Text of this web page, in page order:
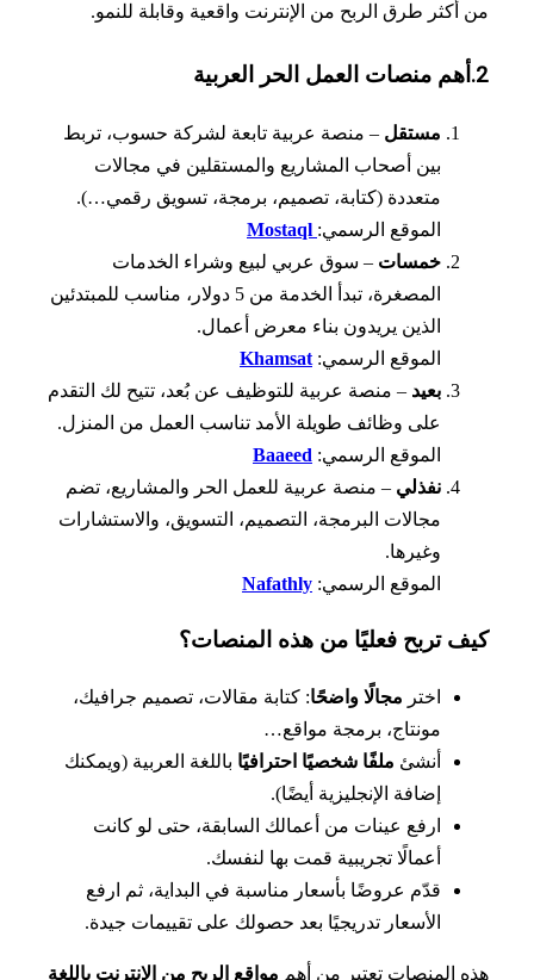
طرق الربح من الإنترنت واقعية وقابلة للنمو.
مستقل– منصة عربية تابعة لشركة حسوب، تربط
بين أصحاب المشاريع والمستقلين في مجالات
متعددة (كتابة، تصميم، برمجة، تسويق رقمي…).
الموقع الرسمي: Mostaql
خمسات – سوق عربي لبيع وشراء الخدمات
المصغرة، تبدأ الخدمة من 5 دولار، مناسب للمبتدئين
الذين يريدون بناء معرض أعمال.
الموقع الرسمي:Khamsat
– منصة عربية للتوظيف عن بُعد، تتيح لك التقدم
على وظائف طويلة الأمد تناسب العمل من المنزل.
الموقع الرسمي:Baaeed
– منصة عربية للعمل الحر والمشاريع، تضم
مجالات البرمجة، التصميم، التسويق، والاستشارات
الموقع الرسمي:Nafathly
تربح فعليًا من هذه المنصات؟
مجالًا واضحًا: كتابة مقالات، تصميم جرافيك،
مونتاج، برمجة مواقع…
أنشئملفًا شخصيًا احترافيًا باللغة العربية (ويمكنك
إضافة الإنجليزية أيضًا).
ارفع عينات من أعمالك السابقة، حتى لو كانت
أعمالًا تجريبية قمت بها لنفسك.
قدّم عروضًا بأسعار مناسبة في البداية، ثم ارفع
الأسعار تدريجيًا بعد حصولك على تقييمات جيدة.
المنصات تعتبر من أهم مواقع الربح من الإنترنت باللغة